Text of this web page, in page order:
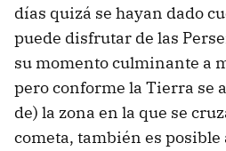
días quizá se hayan dado
puede disfrutar de las
su momento culminante a
pero conforme la Tierra se
de) la zona en la que se
cometa, también es